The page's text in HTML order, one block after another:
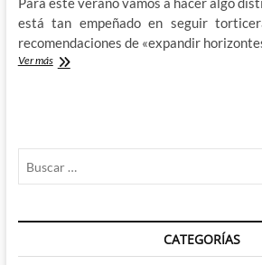
está tan empeñado en seguir
recomendaciones de «expandir
Ver másEl
Canarias
CATEGORÍAS